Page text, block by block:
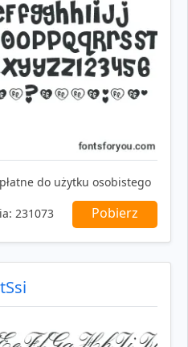
do użytku osobistego
231073 Pobierz